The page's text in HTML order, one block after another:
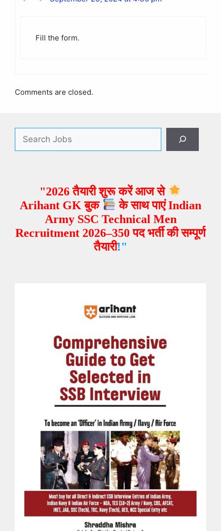
Fill the form.
Comments are closed.
"2026 तैयारी शुरू करें आज से
Arihant GK बुक
के साथ पाएं Indian
Army SSC Technical Men
Recruitment 2026–350 पद भर्तीकी सम्पूर्ण
तैयारी!"